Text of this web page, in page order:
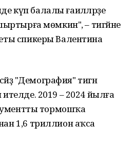
күп балалы ғаиләләрҙе
мөмкин", – тигәйне
спикеры Валентина
"Демография" тигән
2019 – 2024 йылға
тормошҡа
1,6 триллион аҡса